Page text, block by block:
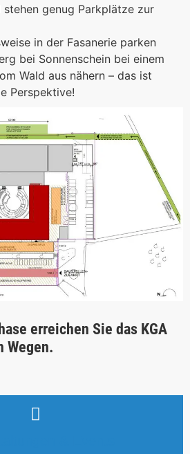
Foto: PreC
stehen genug Parkplätze zur
in der Fasanerie parken
bei Sonnenschein bei einem
Wald aus nähern – das ist
Perspektive!
erreichen Sie das KGA
Wegen.